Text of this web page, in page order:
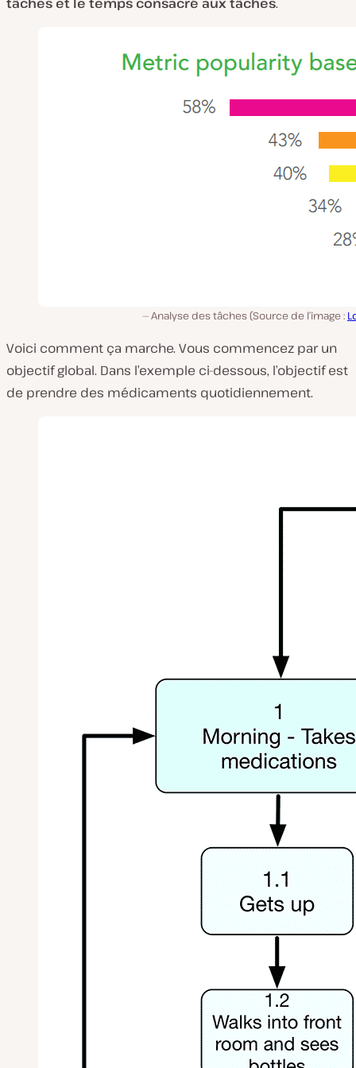
Analyse des tâches (Source de l’image :
Voici comment ça marche. Vous commencez par un
objectif global. Dans l’exemple ci-dessous, l’objectif est
de prendre des médicaments quotidiennement.